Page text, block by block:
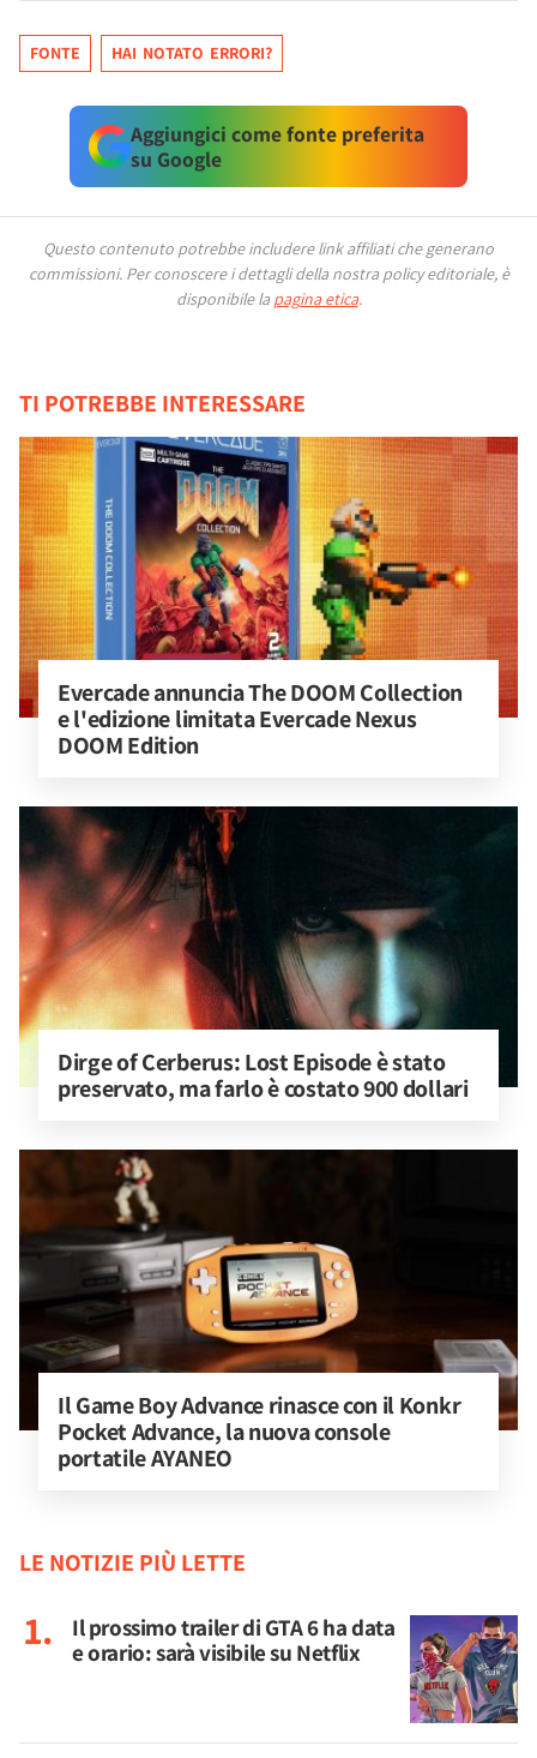
FONTE HAI NOTATO ERRORI?
Aggiungici come fonte preferita
su Google
Questo contenuto potrebbe includere link affiliati che generano
commissioni. Per conoscere i dettagli della nostra policy editoriale, è
disponibile la pagina etica.
TI POTREBBE INTERESSARE
Evercade annuncia The DOOM Collection
e l'edizione limitata Evercade Nexus
DOOM Edition
Dirge of Cerberus: Lost Episode è stato
preservato, ma farlo è costato 900 dollari
Il Game Boy Advance rinasce con il Konkr
Pocket Advance, la nuova console
portatile AYANEO
LE NOTIZIE PIÙ LETTE
Il prossimo trailer di GTA 6 ha data
e orario: sarà visibile su Netflix